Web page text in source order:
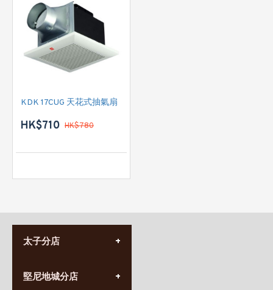
KDK 17CUG 天花式抽氣扇
HK$710 HK$780
太子分店
營業時間:
堅尼地城分店